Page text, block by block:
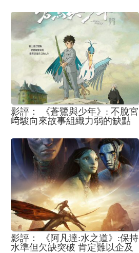
影評： 《蒼鷺與少年》: 不脫宮
﨑駿向來故事組織力弱的缺點
的創作力 已是一項難得成就
影評： 《阿凡達:水之道》:保持
水準但欠缺突破 肯定難以企及